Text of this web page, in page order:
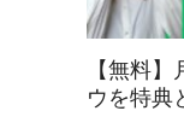
【無料
ウを特典